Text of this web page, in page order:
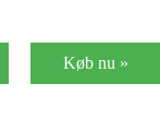
Køb nu »